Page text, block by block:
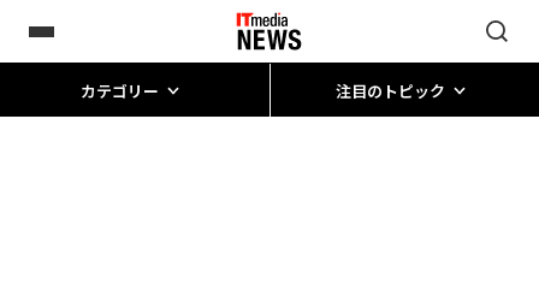
カテゴリー 注目のトピック